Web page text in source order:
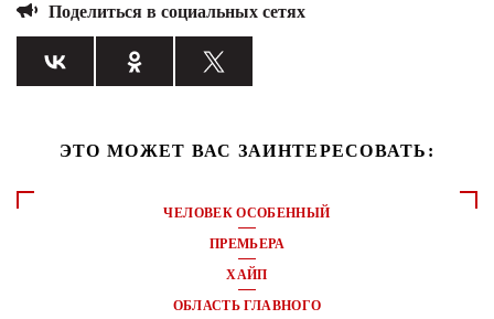
Поделиться в социальных сетях
ЭТО МОЖЕТ ВАС ЗАИНТЕРЕСОВАТЬ:
ЧЕЛОВЕК ОСОБЕННЫЙ
ПРЕМЬЕРА
ХАЙП
ОБЛАСТЬ ГЛАВНОГО